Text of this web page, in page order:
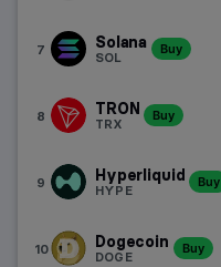
7 Solana
SOL
Buy
8 TRON
TRX
Buy
9 Hyperliquid
HYPE
Buy
10 Dogecoin
DOGE
Buy